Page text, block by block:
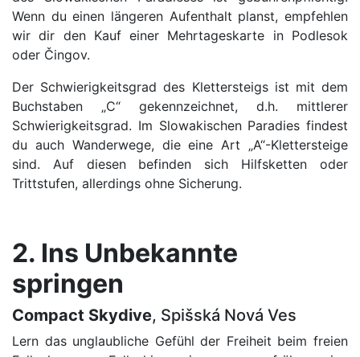
Wenn du einen längeren Aufenthalt planst, empfehlen
wir dir den Kauf einer Mehrtageskarte in Podlesok
oder Čingov.
Der Schwierigkeitsgrad des Klettersteigs ist mit dem
Buchstaben „C“ gekennzeichnet, d.h. mittlerer
Schwierigkeitsgrad. Im Slowakischen Paradies findest
du auch Wanderwege, die eine Art „A“-Klettersteige
sind. Auf diesen befinden sich Hilfsketten oder
Trittstufen, allerdings ohne Sicherung.
2. Ins Unbekannte
springen
Compact Skydive, Spišská Nová Ves
Lern das unglaubliche Gefühl der Freiheit beim freien